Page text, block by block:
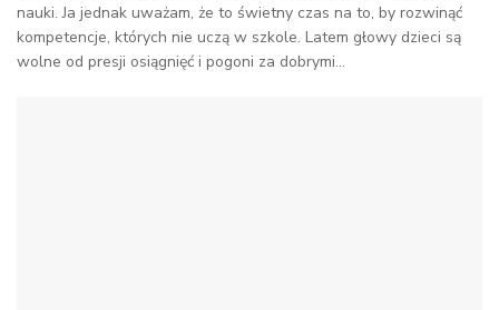
nauki. Ja jednak uważam, że to świetny czas na to, by rozwinąć
kompetencje, których nie uczą w szkole. Latem głowy dzieci są
wolne od presji osiągnięć i pogoni za dobrymi...